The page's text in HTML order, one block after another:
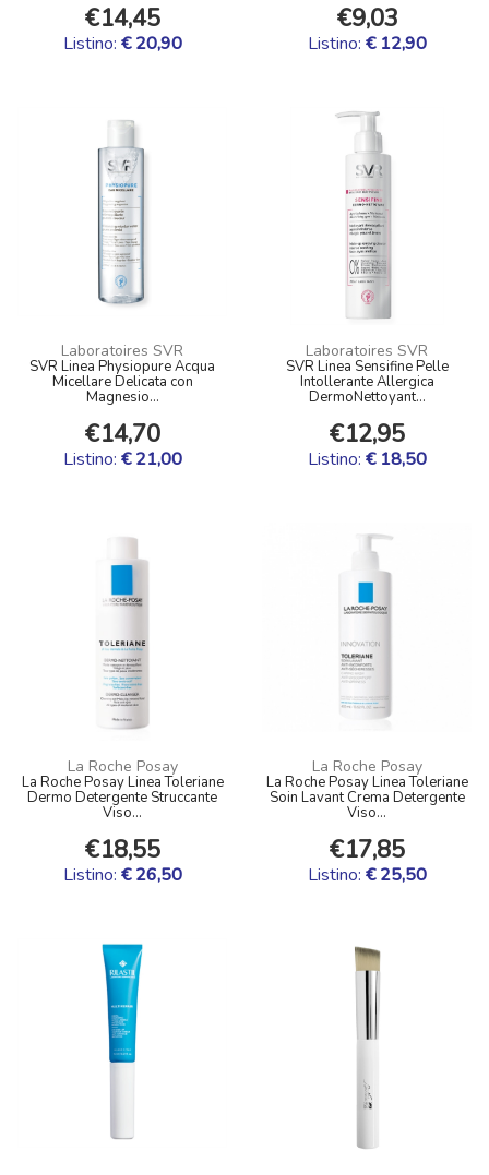
€14,45
Listino: € 20,90
€9,03
Listino: € 12,90
Laboratoires SVR
SVR Linea Physiopure Acqua
Micellare Delicata con
Magnesio...
€14,70
Listino: € 21,00
Laboratoires SVR
SVR Linea Sensifine Pelle
Intollerante Allergica
DermoNettoyant...
€12,95
Listino: € 18,50
La Roche Posay
La Roche Posay Linea Toleriane
Dermo Detergente Struccante
Viso...
€18,55
Listino: € 26,50
La Roche Posay
La Roche Posay Linea Toleriane
Soin Lavant Crema Detergente
Viso...
€17,85
Listino: € 25,50